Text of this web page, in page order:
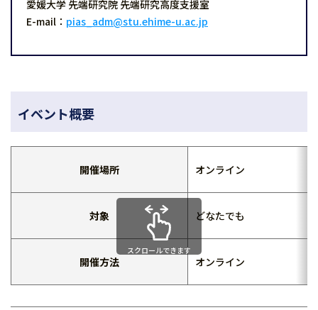
愛媛大学 先端研究院 先端研究高度支援室
E-mail： pias_adm@stu.ehime-u.ac.jp
イベント概要
開催場所 オンライン
対象 どなたでも
開催方法 オンライン
スクロールできます